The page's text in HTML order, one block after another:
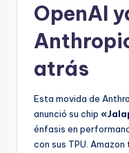
OpenAI
atrás
Esta movida de
anunció su chip
énfasis en
con sus TPU.